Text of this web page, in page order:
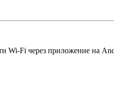
Fi через приложение на